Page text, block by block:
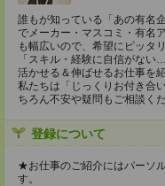
誰もが知っている「あの有名
でメーカー・マスコミ・有名
も幅広いので、希望にピッタ
「スキル・経験に自信がな
活かせる＆伸ばせるお仕事を
私たちは「じっくりお付き合
ちろん不安や疑問もご相談くだ
登録について
★お仕事のご紹介にはパーソ
す。